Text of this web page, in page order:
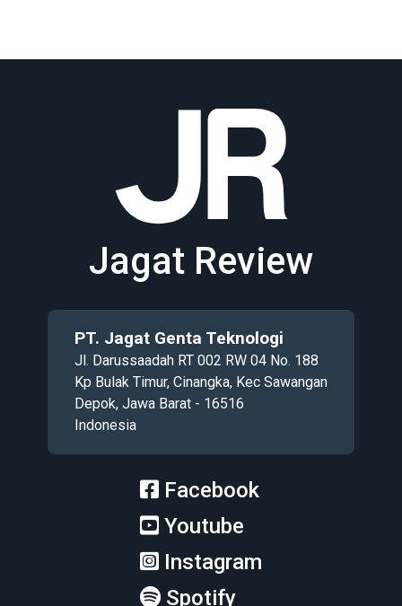
Jagat Review
PT. Jagat Genta Teknologi
Jl. Darussaadah RT 002 RW 04 No. 188
Kp Bulak Timur, Cinangka, Kec Sawangan
Depok, Jawa Barat - 16516
Indonesia
Facebook
Youtube
Instagram
Spotify